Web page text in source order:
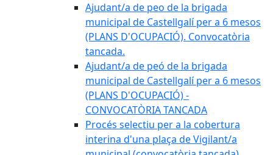
Ajudant/a de peo de la brigada
municipal de Castellgalí per a 6 mesos
(PLANS D'OCUPACIÓ). Convocatòria
tancada.
Ajudant/a de peó de la brigada
municipal de Castellgalí per a 6 mesos
(PLANS D'OCUPACIÓ) -
CONVOCATÒRIA TANCADA
Procés selectiu per a la cobertura
interina d'una plaça de Vigilant/a